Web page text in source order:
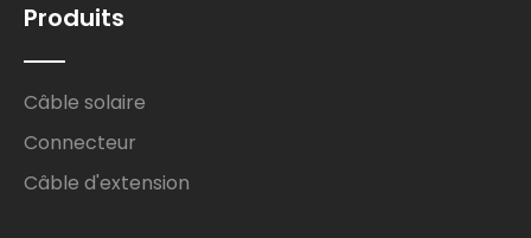
Produits
Câble solaire
Connecteur
Câble d'extension